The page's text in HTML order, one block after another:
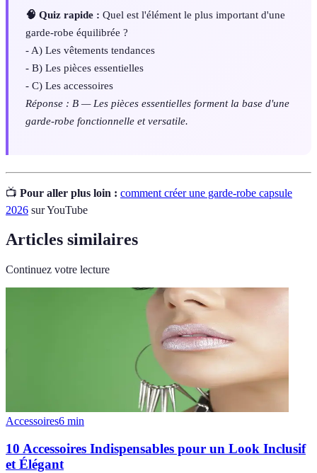
🧠 Quiz rapide : Quel est l'élément le plus important d'une
garde-robe équilibrée ?
- A) Les vêtements tendances
- B) Les pièces essentielles
- C) Les accessoires
Réponse : B — Les pièces essentielles forment la base d'une
garde-robe fonctionnelle et versatile.
📺 Pour aller plus loin : comment créer une garde-robe capsule
2026 sur YouTube
Articles similaires
Continuez votre lecture
Accessoires6 min
10 Accessoires Indispensables pour un Look Inclusif
et Élégant